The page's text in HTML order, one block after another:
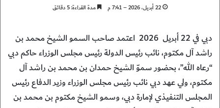
22 أبريل، 2026 – 7:41 م مدة القراءة: 5 دقائق
دبي في 22 أبريل 2026 اعتمد صاحب السمو الشيخ محمد بن
راشد آل مكتوم، نائب رئيس الدولة رئيس مجلس الوزراء حاكم دبي
“رعاه الله”، بحضور سموّ الشيخ حمدان بن محمد بن راشد آل
مكتوم، ولي عهد دبي نائب رئيس مجلس الوزراء وزير الدفاع رئيس
المجلس التنفيذي لإمارة دبي، وسمو الشيخ مكتوم بن محمد بن